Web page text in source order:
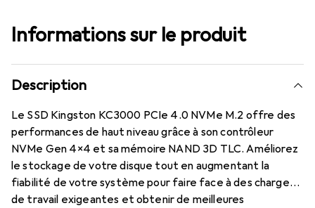
Informations sur le produit
Description
Le SSD Kingston KC3000 PCIe 4.0 NVMe M.2 offre des
performances de haut niveau grâce à son contrôleur
NVMe Gen 4x4 et sa mémoire NAND 3D TLC. Améliorez
le stockage de votre disque tout en augmentant la
fiabilité de votre système pour faire face à des charges
de travail exigeantes et obtenir de meilleures